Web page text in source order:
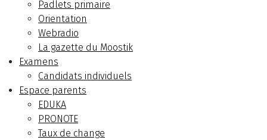
Padlets primaire
Orientation
Webradio
La gazette du Moostik
Examens
Candidats individuels
Espace parents
EDUKA
PRONOTE
Taux de change